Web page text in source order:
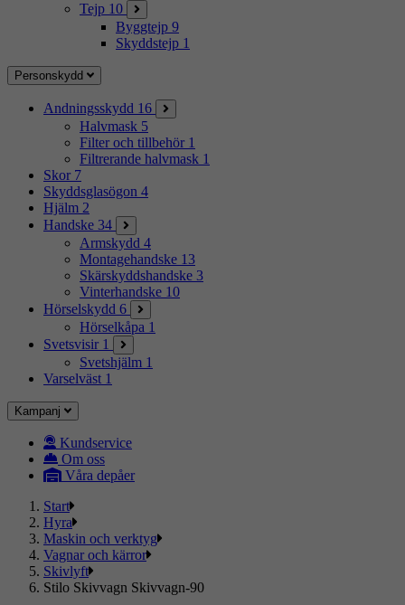
Tejp 10
Byggtejp 9
Skyddstejp 1
Personskydd
Andningsskydd 16
Halvmask 5
Filter och tillbehör 1
Filtrerande halvmask 1
Skor 7
Skyddsglasögon 4
Hjälm 2
Handske 34
Armskydd 4
Montagehandske 13
Skärskyddshandske 3
Vinterhandske 10
Hörselskydd 6
Hörselkåpa 1
Svetsvisir 1
Svetshjälm 1
Varselväst 1
Kampanj
Kundservice
Om oss
Våra depåer
Start
Hyra
Maskin och verktyg
Vagnar och kärror
Skivlyft
Stilo Skivvagn Skivvagn-90